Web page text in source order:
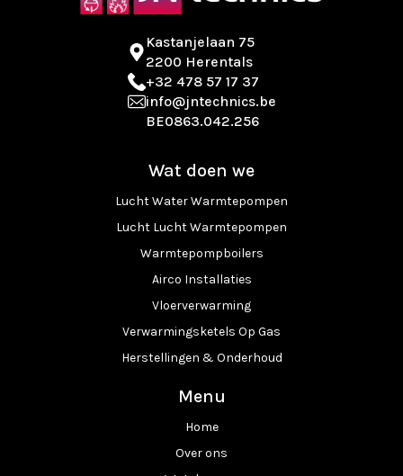
Kastanjelaan 75
2200 Herentals
+32 478 57 17 37
info@jntechnics.be
BE0863.042.256
Wat doen we
Lucht Water Warmtepompen
Lucht Lucht Warmtepompen
Warmtepompboilers
Airco Installaties
Vloerverwarming
Verwarmingsketels Op Gas
Herstellingen & Onderhoud
Menu
Home
Over ons